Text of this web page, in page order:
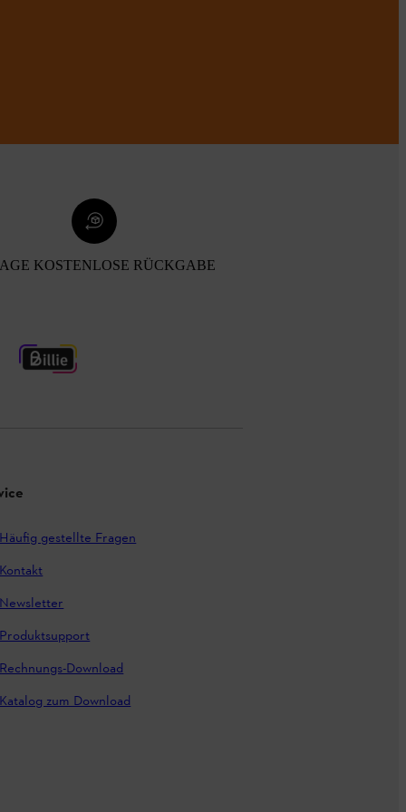
KOSTENLOSE RÜCKGABE
Häufig gestellte Fragen
Kontakt
Newsletter
Produktsupport
Rechnungs-Download
Katalog zum Download